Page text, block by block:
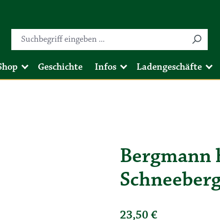
Geschichte Infos Ladengeschäfte
Bergmann
Regulärer Preis:
23,50 €